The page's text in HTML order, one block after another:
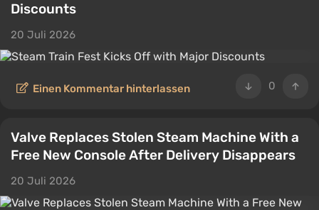
Discounts
20 Juli 2026
0
Einen Kommentar hinterlassen
Valve Replaces Stolen Steam Machine With a
Free New Console After Delivery Disappears
20 Juli 2026